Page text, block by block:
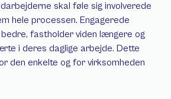
skal føle sig involverede
hele processen. Engagerede
fastholder viden længere og
i deres daglige arbejde. Dette
den enkelte og for virksomheden